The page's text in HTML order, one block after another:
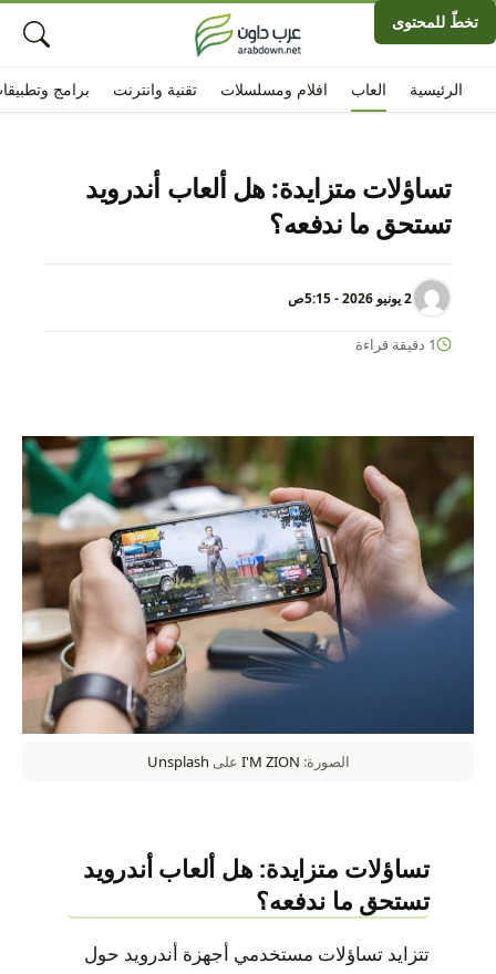
تخطّ للمحتوى
الرئيسية افلام ومسلسلات تقنية وانترنت العاب برامج
تساؤلات متزايدة: هل ألعاب أندرويد
تستحق ما ندفعه؟
2 يونيو 2026 - 5:15ص
1 دقيقة قراءة
الصورة: I'M ZION على Unsplash
تساؤلات متزايدة: هل ألعاب أندرويد
تستحق ما ندفعه؟
تتزايد تساؤلات مستخدمي أجهزة أندرويد حول